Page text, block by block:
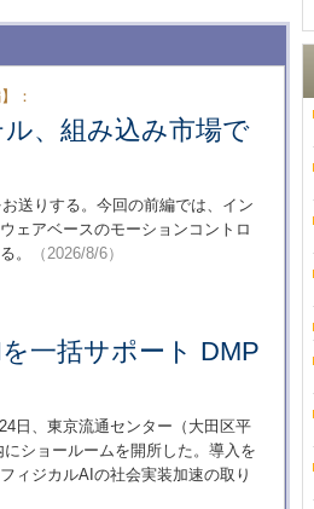
：
、組み込み市場で
送りする。今回の前編では、イン
ェアベースのモーションコントロ
。
（2026/8/6）
一括サポート DMP
日、東京流通センター（大田区平
ショールームを開所した。導入を
ィジカルAIの社会実装加速の取り